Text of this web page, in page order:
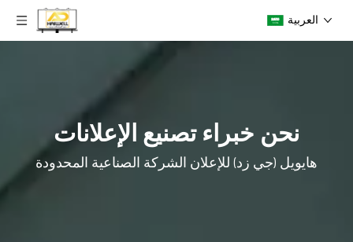
العربية
نحن خبراء تصنيع الإعلانات
هايويل (جي زد) للإعلان الشركة الصناعية المحدودة